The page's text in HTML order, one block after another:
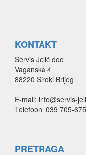
KONTAKT
Servis Jelić doo
Vaganska 4
88220 Široki Brijeg
E-mail: info@servis-
Telefoon: 039 705-675
PRETRAGA